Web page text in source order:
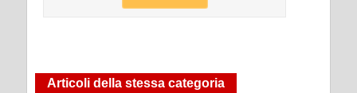
Articoli della stessa categoria